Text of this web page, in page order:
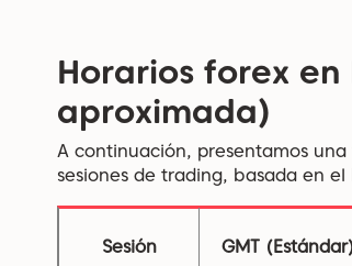
Horarios forex
aproximada)
A continuación, presentamos
sesiones de trading, basada en
Sesión GMT